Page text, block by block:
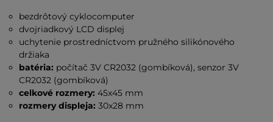
bezdrôtový cyklocomputer
dvojriadkový LCD displej
uchytenie prostredníctvom pružného silikónového
držiaka
batéria: počítač 3V CR2032 (gombíková), senzor 3V
CR2032 (gombíková)
celkové rozmery:45x45 mm
rozmery displeja: 30x28 mm